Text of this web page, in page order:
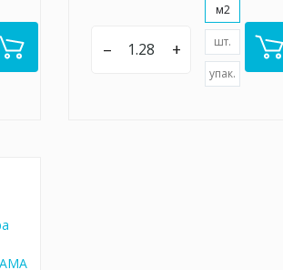
– +
м2
шт.
упак.